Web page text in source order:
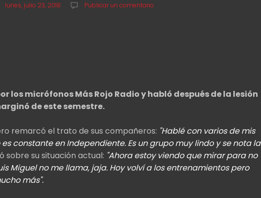
lunes, julio 23, 2018 Publicar un comentario
los micrófonos Más Rojo Radio y habló después de la lesión
de este semestre.
remarcó el trato de sus compañeros: "Hablé con varios de mis
constante en Independiente. Es un grupo muy lindo y se nota la
sobre su situación actual: "Ahora estoy viendo que mirar para no
Miguel no me llama, jaja. Hoy volví a los entrenamientos pero
más".